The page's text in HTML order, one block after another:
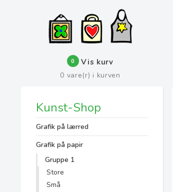
0 Vis kurv
0 vare(r) i kurven
Kunst-Shop
Grafik på lærred
Grafik på papir
Gruppe 1
Store
Små